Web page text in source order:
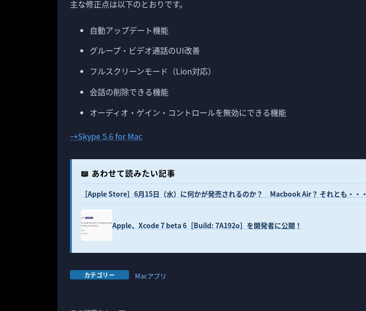
主な修正点は以下のとおりです。
自動アップデート機能
グループ・ビデオ通話のUI改善
フルスクリーンモード（Lion対応）
会話の削除できる機能
オーディオ・ゲイン・コントロールを無効にできる機能
→Skype 5.6 for Mac
📖 あわせて読みたい記事
［Apple Store］6月15日（水）に何かが発売されるのか？ Macbook Air？ それとも・・・
Apple、Xcode 7 beta 6［Build: 7A192o］を開発者に公開！
カテゴリー Macアプリ